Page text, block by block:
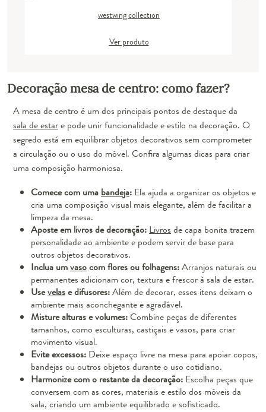
westwing collection
Ver produto
Decoração mesa de centro: como fazer?
A mesa de centro é um dos principais pontos de destaque da
sala de estare pode unir funcionalidade e estilo na decoração. O
segredo está em equilibrar objetos decorativos sem comprometer
a circulação ou o uso do móvel. Confira algumas dicas para criar
uma composição harmoniosa.
Comece com uma bandeja: Ela ajuda a organizar os objetos e
cria uma composição visual mais elegante, além de facilitar a
limpeza da mesa.
Aposte em livros de decoração: Livros de capa bonita trazem
personalidade ao ambiente e podem servir de base para
outros objetos decorativos.
Inclua umvasocom flores ou folhagens:Arranjos naturais ou
permanentes adicionam cor, textura e frescor à sala de estar.
Usevelase difusores:Além de decorar, esses itens deixam o
ambiente mais aconchegante e agradável.
Misture alturas e volumes:Combine peças de diferentes
tamanhos, como esculturas, castiçais e vasos, para criar
movimento visual.
Evite excessos: Deixe espaço livre na mesa para apoiar copos,
bandejas ou outros objetos durante o uso cotidiano.
Harmonize com o restante da decoração: Escolha peças que
conversem com as cores, materiais e estilo dos móveis da
sala, criando um ambiente equilibrado e sofisticado.